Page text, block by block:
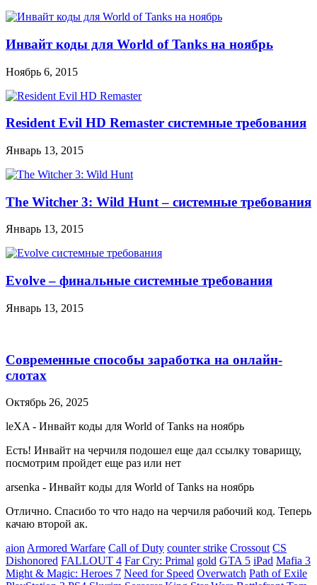
Инвайт коды для World of Tanks на ноябрь
Ноябрь 6, 2015
Resident Evil HD Remaster системные требования
Январь 13, 2015
The Witcher 3: Wild Hunt – системные требования
Январь 13, 2015
Evolve – финальные системные требования
Январь 13, 2015
Современные способы заработка на онлайн-
слотах
Октябрь 26, 2025
leXA - Инвайт коды для World of Tanks на ноябрь
Есть! Инвайт на черчиля подошел еще дал ссылку товарищу,
посмотрим пройдет еще раз или нет
arsenka - Инвайт коды для World of Tanks на ноябрь
Отлично. Спасибо то что надо на черчиля рабочий код. Теперь
качаю второй ак.
aion Armored Warfare Call of Duty counter strike Crossout CS
Dishonored FALLOUT 4 Far Cry: Primal gold GTA 5 iPad Mafia 3
Might & Magic: Heroes 7 Need for Speed Overwatch Path of Exile